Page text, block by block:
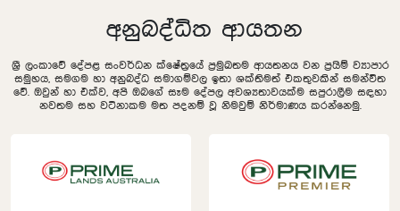
අනුබද්ධිත ආයතන
ශ්‍රී ලංකාවේ දේපළ සංවර්ධන ක්ෂේත්‍රයේ ප්‍රමුඛතම ආයතනය වන ප්‍රයිම් ව්‍යාපාර
සමුහය, සමගම හා අනුබද්ධ සමාගම්වල ඉතා ශක්තිමත් එකතුවකින් සමන්විත
වේ. ඔවුන් හා එක්ව, අපි ඔබගේ සෑම දේපල අවශ්‍යතාවයක්ම සපුරාලීම සඳහා
නවතම සහ වටිනාකම මත පදනම් වූ නිමවුම් නිර්මාණය කරන්නෙමු.